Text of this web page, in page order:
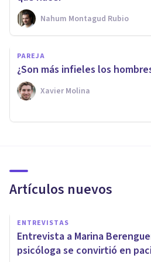
Nahum Montagud Rubio
PAREJA
¿Son más infieles los
Xavier Molina
Artículos nuevos
ENTREVISTAS
Entrevista a Marina
psicóloga se convirtió en